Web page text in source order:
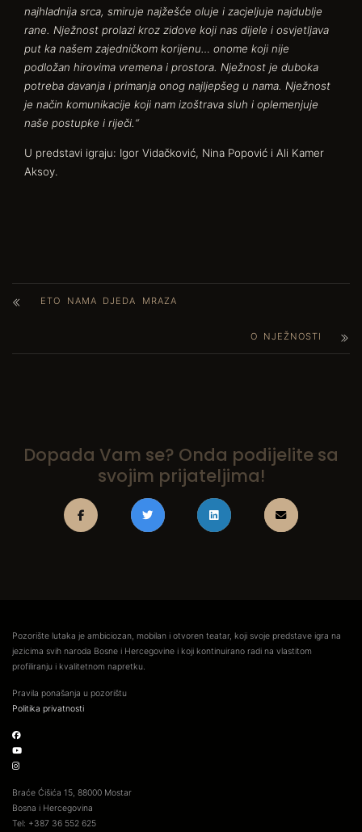
najhladnija srca, smiruje najžešće oluje i zacjeljuje najdublje
rane. Nježnost prolazi kroz zidove koji nas dijele i osvjetljava
put ka našem zajedničkom korijenu… onome koji nije
podložan hirovima vremena i prostora. Nježnost je duboka
potreba davanja i primanja onog najljepšeg u nama. Nježnost
je način komunikacije koji nam izoštrava sluh i oplemenjuje
naše postupke i riječi.“
U predstavi igraju: Igor Vidačković, Nina Popović i Ali Kamer
Aksoy.
ETO NAMA DJEDA MRAZA
O NJEŽNOSTI
Dopada Vam se? Onda podijelite sa
svojim prijateljima!
Pozorište lutaka je ambiciozan, mobilan i otvoren teatar, koji svoje predstave igra na
jezicima svih naroda Bosne i Hercegovine i koji kontinuirano radi na vlastitom
profiliranju i kvalitetnom napretku.
Pravila ponašanja u pozorištu
Politika privatnosti
Braće Ćišića 15, 88000 Mostar
Bosna i Hercegovina
Tel: +387 36 552 625